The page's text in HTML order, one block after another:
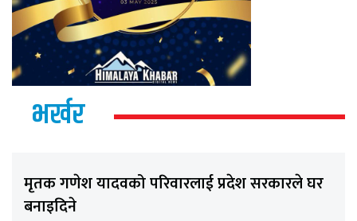
भर्खर
मृतक गणेश यादवको परिवारलाई प्रदेश सरकारले घर
बनाइदिने